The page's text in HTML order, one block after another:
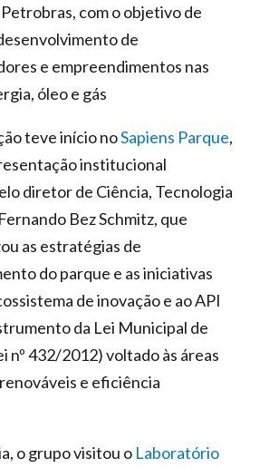
Petrobras, com o objetivo de
de
e empreendimentos nas
óleo e gás
teve início noSapiens Parque,
institucional
diretor de Ciência, Tecnologia
Bez Schmitz, que
as estratégias de
do parque e as iniciativas
de inovação e ao API
da Lei Municipal de
nº 432/2012) voltado às áreas
e eficiência
o grupo visitou o Laboratório